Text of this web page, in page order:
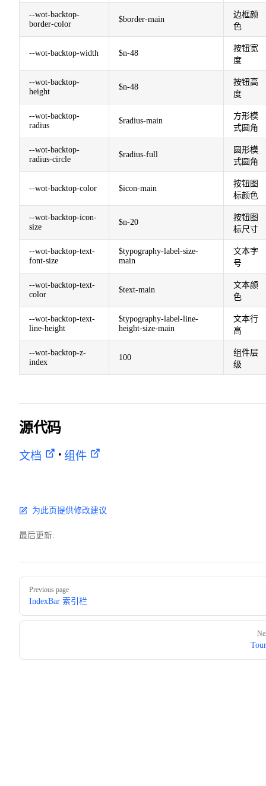
--wot-backtop-
border-color
$border-main
边框颜
色
--wot-backtop-width $n-48
按钮宽
度
--wot-backtop-
height
$n-48
按钮高
度
--wot-backtop-
radius
$radius-main
方形模
式圆角
--wot-backtop-
radius-circle
$radius-full
圆形模
式圆角
--wot-backtop-color $icon-main
按钮图
标颜色
--wot-backtop-icon-
size
$n-20
按钮图
标尺寸
--wot-backtop-text-
font-size
$typography-label-size-
main
文本字
号
--wot-backtop-text-
color
$text-main
文本颜
色
--wot-backtop-text-
line-height
$typography-label-line-
height-size-main
文本行
高
--wot-backtop-z-
index
100
组件层
级
源代码
文档 • 组件
为此页提供修改建议
最后更新:
Pager
Previous page
IndexBar 索引栏